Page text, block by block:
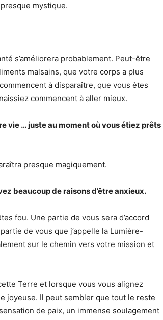
mystique.
s’améliorera probablement. Peut-être
malsains, que votre corps a plus
à disparaître, que vous êtes
commencent à aller mieux.
vie … juste au moment où vous étiez prêts
presque magiquement.
beaucoup de raisons d’être anxieux.
fou. Une partie de vous sera d’accord
de vous que j’appelle la Lumière-
sur le chemin vers votre mission et
Terre et lorsque vous vous alignez
joyeuse. Il peut sembler que tout le reste
de paix, un immense soulagement